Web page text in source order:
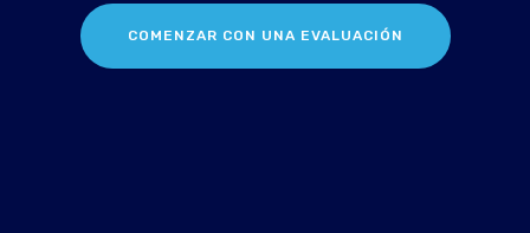
COMENZAR CON UNA EVALUACIÓN